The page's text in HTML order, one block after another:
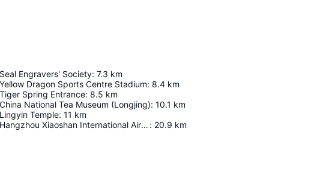
Seal Engravers' Society: 7.3 km
Yellow Dragon Sports Centre Stadium: 8.4 km
Tiger Spring Entrance: 8.5 km
China National Tea Museum (Longjing): 10.1 km
Lingyin Temple: 11 km
Hangzhou Xiaoshan International Airport : 20.9 km